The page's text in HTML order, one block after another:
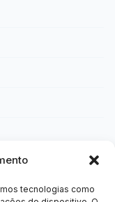
tecnologias como